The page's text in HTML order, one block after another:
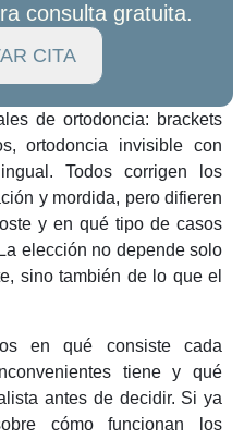
consulta gratuita.
CITA
de ortodoncia: brackets
ortodoncia invisible con
Todos corrigen los
y mordida, pero difieren
y en qué tipo de casos
elección no depende solo
sino también de lo que el
en qué consiste cada
tiene y qué
antes de decidir. Si ya
cómo funcionan los